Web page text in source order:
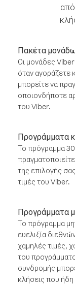
Πακέτα
Οι μονάδες
όταν αγοράζετε
μπορείτε να
οποιονδήποτε
του Viber.
Προγράμματα
Το πρόγραμμα
της επιλογής
τιμές του Viber.
Προγράμματα
Το πρόγραμμα
ευελιξία
χαμηλές τιμές,
του
συνδρομής
κλήσεις που ήδη